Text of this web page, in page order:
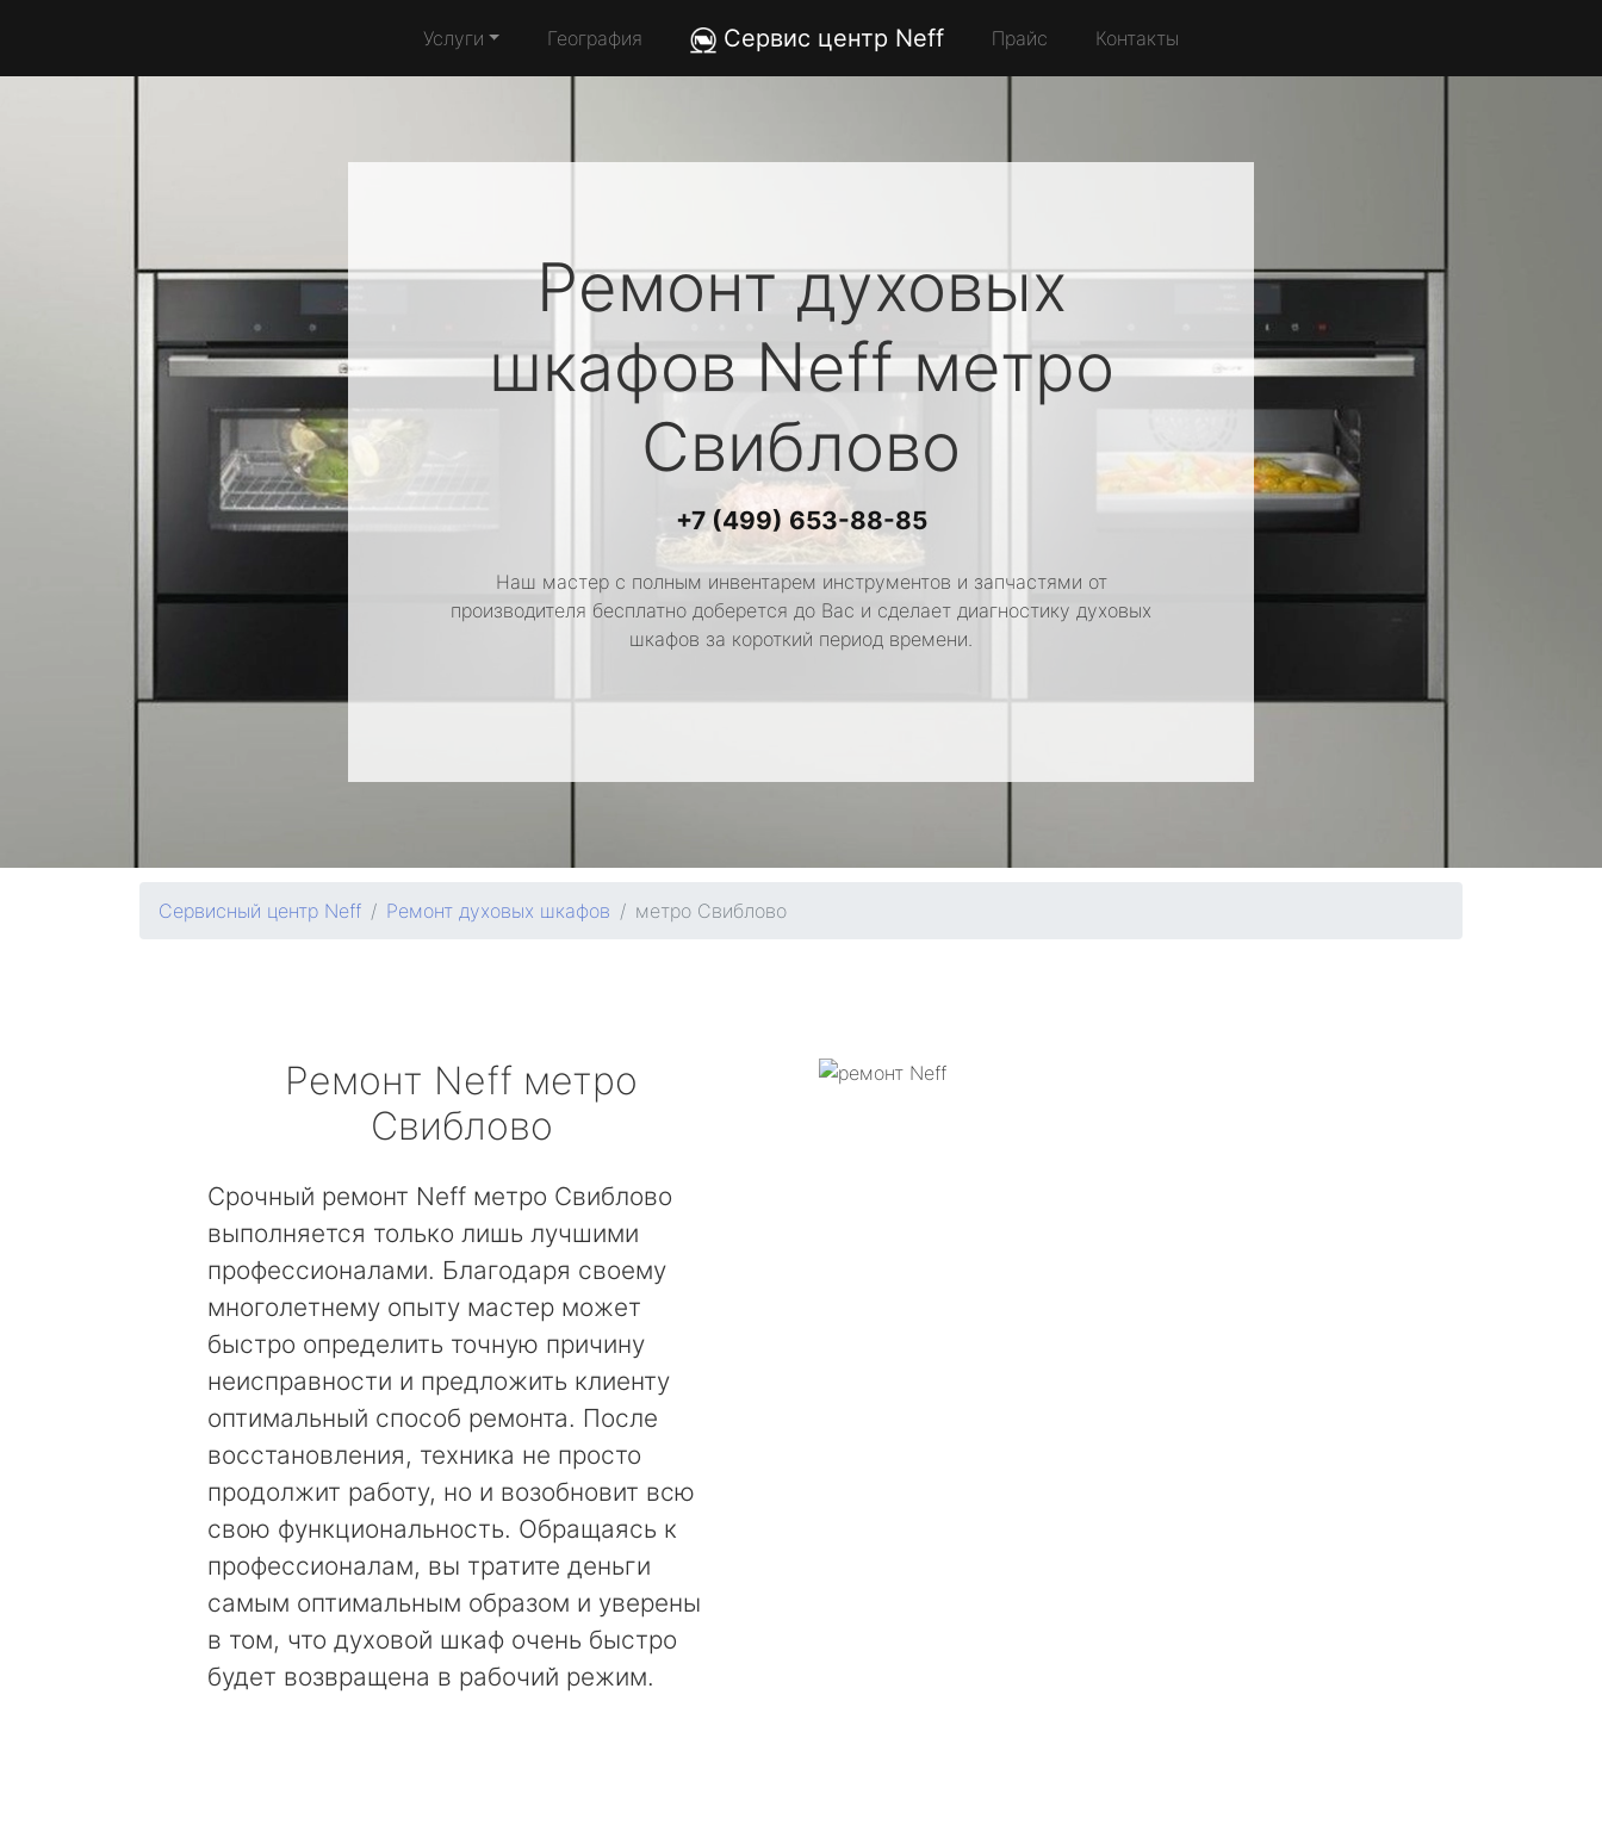
Услуги География Сервис центр Neff Прайс Контакты
Ремонт духовых
шкафовNeffметро
Свиблово
+7 (499) 653-88-85
Наш мастер с полным инвентарем инструментов и запчастями от
производителя бесплатно доберется до Вас и сделает диагностику духовых
шкафов за короткий период времени.
Сервисный центр Neff Ремонт духовых шкафов метро Свиблово
Ремонт Neff метро
Свиблово
Срочный ремонт Neff метро Свиблово
выполняется только лишь лучшими
профессионалами. Благодаря своему
многолетнему опыту мастер может
быстро определить точную причину
неисправности и предложить клиенту
оптимальный способ ремонта. После
восстановления, техника не просто
продолжит работу, но и возобновит всю
свою функциональность. Обращаясь к
профессионалам, вы тратите деньги
самым оптимальным образом и уверены
в том, что духовой шкаф очень быстро
будет возвращена в рабочий режим.